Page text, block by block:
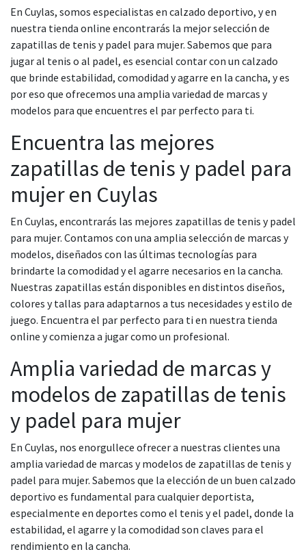
En Cuylas, somos especialistas en calzado deportivo, y en
nuestra tienda online encontrarás la mejor selección de
zapatillas de tenis y padel para mujer. Sabemos que para
jugar al tenis o al padel, es esencial contar con un calzado
que brinde estabilidad, comodidad y agarre en la cancha, y es
por eso que ofrecemos una amplia variedad de marcas y
modelos para que encuentres el par perfecto para ti.
Encuentra las mejores
zapatillas de tenis y padel para
mujer en Cuylas
En Cuylas, encontrarás las mejores zapatillas de tenis y padel
para mujer. Contamos con una amplia selección de marcas y
modelos, diseñados con las últimas tecnologías para
brindarte la comodidad y el agarre necesarios en la cancha.
Nuestras zapatillas están disponibles en distintos diseños,
colores y tallas para adaptarnos a tus necesidades y estilo de
juego. Encuentra el par perfecto para ti en nuestra tienda
online y comienza a jugar como un profesional.
Amplia variedad de marcas y
modelos de zapatillas de tenis
y padel para mujer
En Cuylas, nos enorgullece ofrecer a nuestras clientes una
amplia variedad de marcas y modelos de zapatillas de tenis y
padel para mujer. Sabemos que la elección de un buen calzado
deportivo es fundamental para cualquier deportista,
especialmente en deportes como el tenis y el padel, donde la
estabilidad, el agarre y la comodidad son claves para el
rendimiento en la cancha.